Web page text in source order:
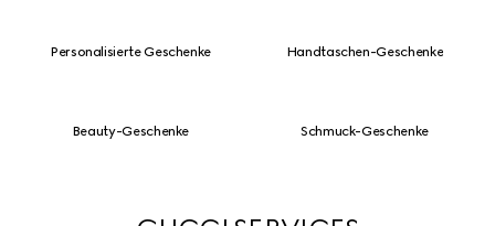
Personalisierte Geschenke Handtaschen-Geschenke
Beauty-Geschenke Schmuck-Geschenke